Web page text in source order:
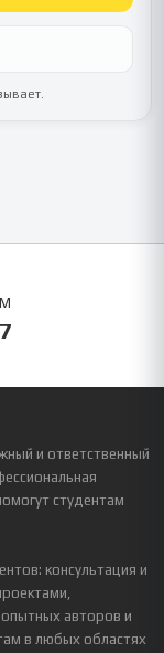
и ответственный
студентам
консультация и
авторов и
в любых областях